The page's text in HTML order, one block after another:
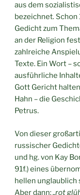
aus dem
bezeichnet. Schon
Gedicht zum
an der Religion
zahlreiche
Texte. Ein Wort –
ausführliche
Gott Gericht
Hahn – die
Petrus.
Von dieser
russischer
und hg. von Kay
91f.) eines
hellen
Aber dann:„rot